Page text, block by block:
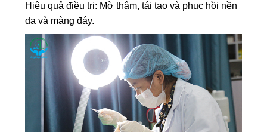
Hiệu quả điều trị: Mờ thâm, tái tạo và phục hồi nền
da và màng đáy.